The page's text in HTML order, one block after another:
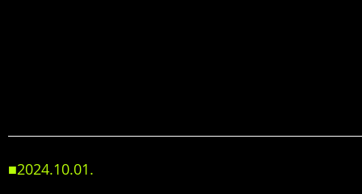
■2024.10.01.